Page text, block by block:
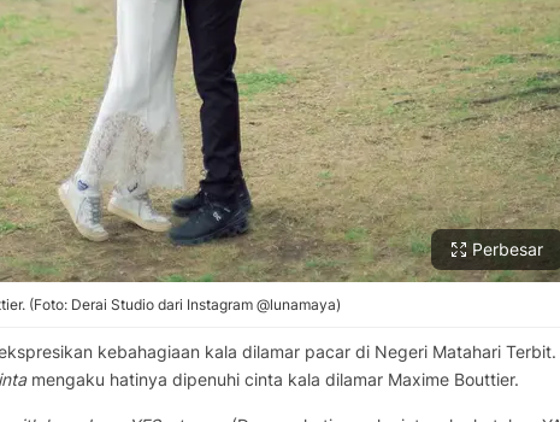
Perbesar
(Foto: Derai Studio dari Instagram @lunamaya)
kebahagiaan kala dilamar pacar di Negeri Matahari Terbit.
mengaku hatinya dipenuhi cinta kala dilamar Maxime Bouttier.